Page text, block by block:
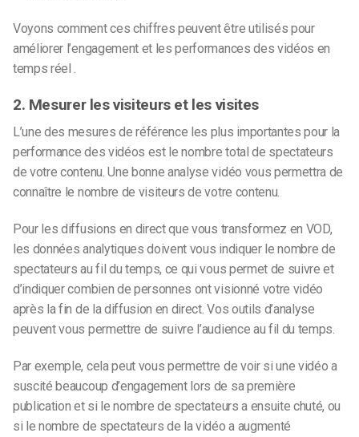
Voyons comment ces chiffres peuvent être utilisés pour
améliorer l’engagement et les performances des vidéos en
temps réel
2. Mesurer les visiteurs et les visites
L’une des mesures de référence les plus importantes pour la
performance des vidéos est le nombre total de spectateurs
de votre contenu. Une bonne analyse vidéo vous permettra de
connaître le nombre de visiteurs de votre contenu.
Pour les diffusions en direct que vous transformez en VOD,
les données analytiques doivent vous indiquer le nombre de
spectateurs au fil du temps, ce qui vous permet de suivre et
d’indiquer combien de personnes ont visionné votre vidéo
après la fin de la diffusion en direct. Vos outils d’analyse
peuvent vous permettre de suivre l’audience au fil du temps.
Par exemple, cela peut vous permettre de voir si une vidéo a
suscité beaucoup d’engagement lors de sa première
publication et si le nombre de spectateurs a ensuite chuté, ou
si le nombre de spectateurs de la vidéo a augmenté